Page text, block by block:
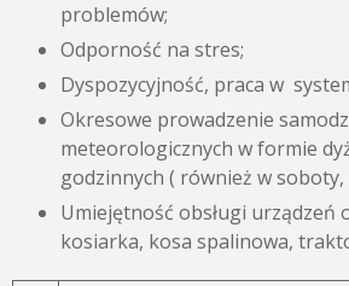
problemów;
Odporność na stres;
Dyspozycyjność, praca w
Okresowe prowadzenie
meteorologicznych w formie
godzinnych ( również w soboty,
Umiejętność obsługi urządzeń
kosiarka, kosa spalinowa,